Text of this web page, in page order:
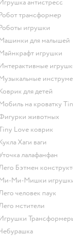
Игрушка антистресс
Робот трансформер
Роботы игрушки
Машинки для малышей
Майнкрафт игрушки
Интерактивные
Музыкальные
Коврик для детей
Мобиль на кроватку
Фигурки животных
Tiny Love коврик
Кукла Хаги ваги
Уточка лалафанфан
Лего Бэтмен
Ми-Ми-Мишки
Лего человек паук
Лего мстители
Игрушки
Чебурашка